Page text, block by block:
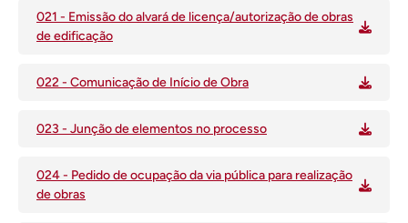
021 - Emissão do alvará de licença/autorização de obras
de edificação
022 - Comunicação de Início de Obra
023 - Junção de elementos no processo
024 - Pedido de ocupação da via pública para realização
de obras